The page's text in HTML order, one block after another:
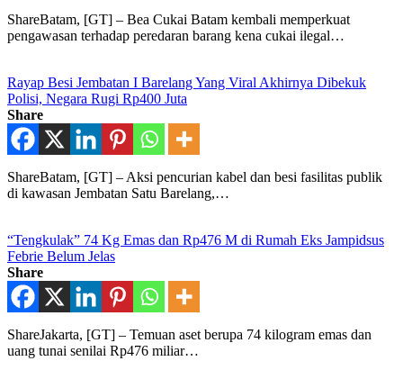
ShareBatam, [GT] – Bea Cukai Batam kembali memperkuat
pengawasan terhadap peredaran barang kena cukai ilegal…
Rayap Besi Jembatan I Barelang Yang Viral Akhirnya Dibekuk
Polisi, Negara Rugi Rp400 Juta
Share
ShareBatam, [GT] – Aksi pencurian kabel dan besi fasilitas publik
di kawasan Jembatan Satu Barelang,…
“Tengkulak” 74 Kg Emas dan Rp476 M di Rumah Eks Jampidsus
Febrie Belum Jelas
Share
ShareJakarta, [GT] – Temuan aset berupa 74 kilogram emas dan
uang tunai senilai Rp476 miliar…